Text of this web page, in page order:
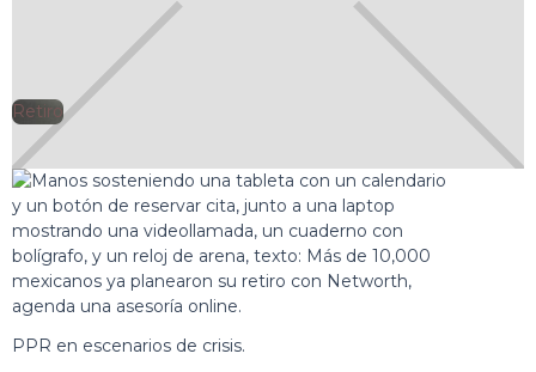
Retiro
PPR en escenarios de crisis.